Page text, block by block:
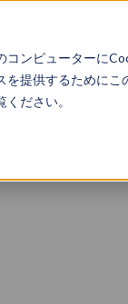
コンピューターに
を提供するために
ください。